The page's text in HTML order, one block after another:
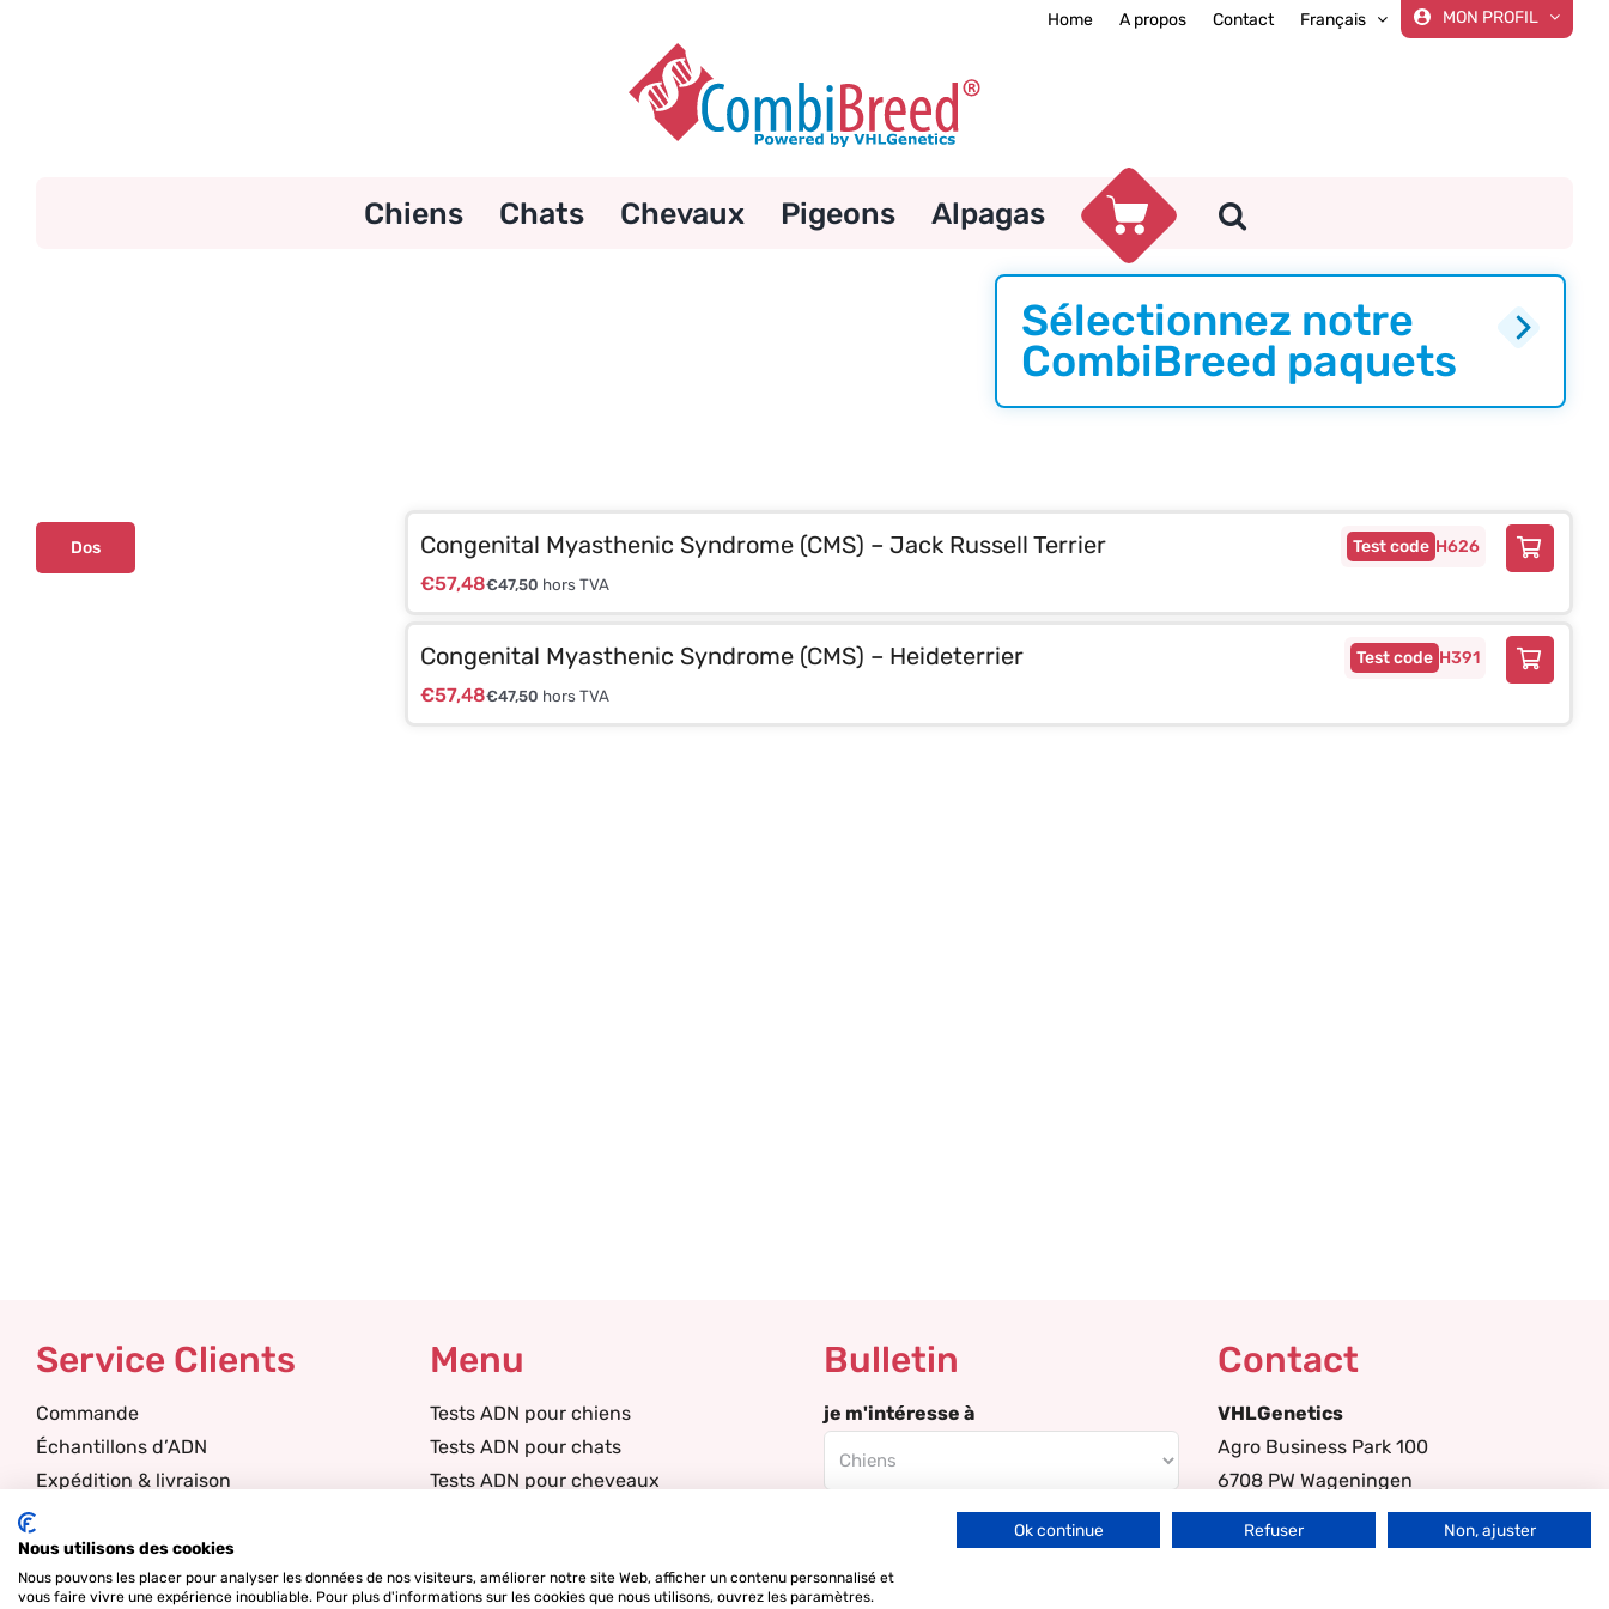
Home A propos Contact Français MON PROFIL
Chiens Chats Chevaux Pigeons Alpagas
Sélectionnez notre
CombiBreed paquets
H626
Congenital Myasthenic Syndrome (CMS) – Jack Russell Terrier
€57,48€47,50 hors TVA
H391
Congenital Myasthenic Syndrome (CMS) – Heideterrier
€57,48€47,50 hors TVA
Dos
Service Clients
Commande
Échantillons d’ADN
Expédition & livraison
Base de connaissance
FAQ
Menu
Tests ADN pour chiens
Tests ADN pour chats
Tests ADN pour cheveaux
Services ADN
Bulletin
je m'intéresse à
Contact
VHLGenetics
Agro Business Park 100
6708 PW Wageningen
The Netherlands
+31 (0) 317 416 402
Nous utilisons des cookies
Nous pouvons les placer pour analyser les données de nos visiteurs, améliorer notre site Web, afficher un contenu personnalisé et
vous faire vivre une expérience inoubliable. Pour plus d'informations sur les cookies que nous utilisons, ouvrez les paramètres.
Ok continue Refuser Non, ajuster